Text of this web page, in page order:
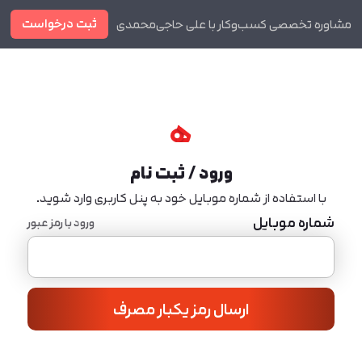
مشاوره تخصصی کسب‌وکار با علی حاجی‌محمدی ثبت درخواست
ورود / ثبت نام
با استفاده از شماره موبایل خود به پنل کاربری وارد شوید.
شماره موبایل ورود با رمز عبور
ارسال رمز یکبار مصرف